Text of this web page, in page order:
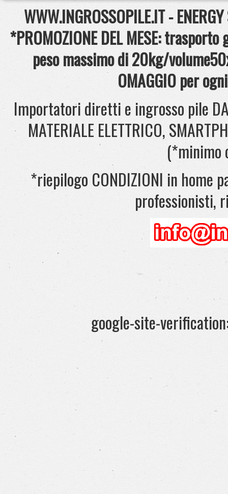
WWW.INGROSSOPILE.IT -
*PROMOZIONE DEL MESE:
peso massimo di 20kg/
OMAGGIO per
Importatori diretti e ingrosso pile
MATERIALE ELETTRICO,
(*minimo
*riepilogo CONDIZIONI in home
professionisti,
google-site-